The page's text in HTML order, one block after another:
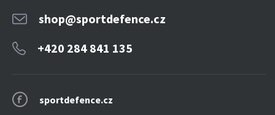
sportdefence.cz
shop@sportdefence.cz
+420 284 841 135